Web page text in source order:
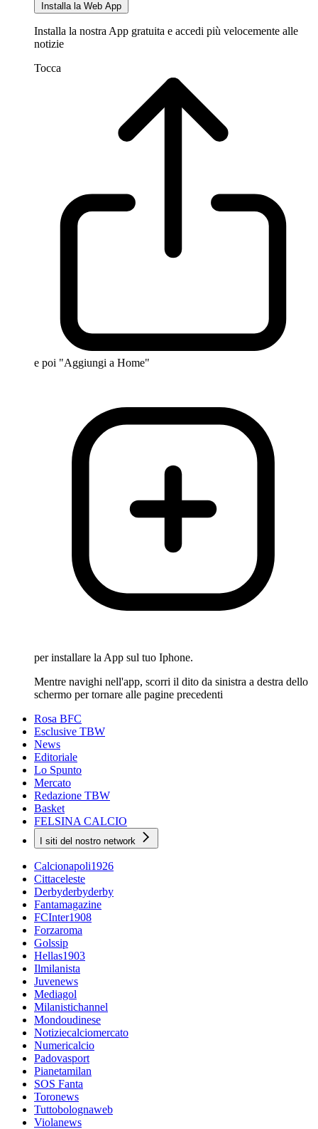
Installa la Web App
Installa la nostra App gratuita e accedi più velocemente alle
notizie
Tocca
e poi "Aggiungi a Home"
per installare la App sul tuo Iphone.
Mentre navighi nell'app, scorri il dito da sinistra a destra dello
schermo per tornare alle pagine precedenti
Rosa BFC
Esclusive TBW
News
Editoriale
Lo Spunto
Mercato
Redazione TBW
Basket
FELSINA CALCIO
I siti del nostro network
Calcionapoli1926
Cittaceleste
Derbyderbyderby
Fantamagazine
FCInter1908
Forzaroma
Golssip
Hellas1903
Ilmilanista
Juvenews
Mediagol
Milanistichannel
Mondoudinese
Notiziecalciomercato
Numericalcio
Padovasport
Pianetamilan
SOS Fanta
Toronews
Tuttobolognaweb
Violanews